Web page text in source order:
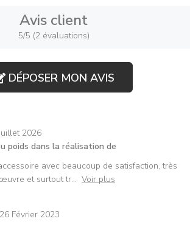
Avis client
5/5 (2 évaluations)
DÉPOSER MON AVIS
2026
poids dans la réalisation de
avec beaucoup de satisfaction, très
et surtout tr... Voir plus
Février 2023